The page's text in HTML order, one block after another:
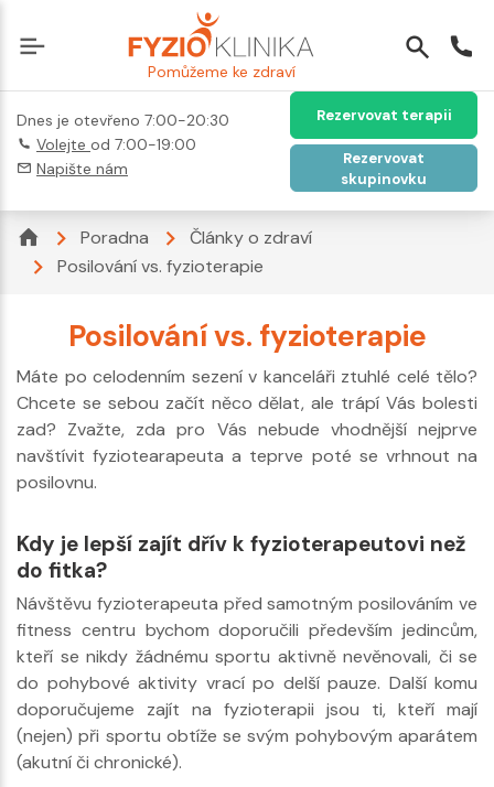
Pomůžeme ke zdraví
Dnes je otevřeno 7:00-20:30
Volejte od 7:00-19:00
Napište nám
Rezervovat terapii
Rezervovat
skupinovku
Poradna
Články o zdraví
Posilování vs. fyzioterapie
Posilování vs. fyzioterapie
Máte po celodenním sezení v kanceláři ztuhlé celé tělo?
Chcete se sebou začít něco dělat, ale trápí Vás bolesti
zad? Zvažte, zda pro Vás nebude vhodnější nejprve
navštívit fyziotearapeuta a teprve poté se vrhnout na
posilovnu.
Kdy je lepší zajít dřív k fyzioterapeutovi než
do fitka?
Návštěvu fyzioterapeuta před samotným posilováním ve
fitness centru bychom doporučili především jedincům,
kteří se nikdy žádnému sportu aktivně nevěnovali, či se
do pohybové aktivity vrací po delší pauze. Další komu
doporučujeme zajít na fyzioterapii jsou ti, kteří mají
(nejen) při sportu obtíže se svým pohybovým aparátem
(akutní či chronické).